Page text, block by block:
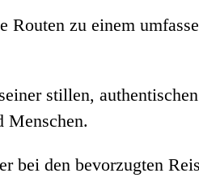
zu einem
stillen,
Menschen.
den bevorzugten